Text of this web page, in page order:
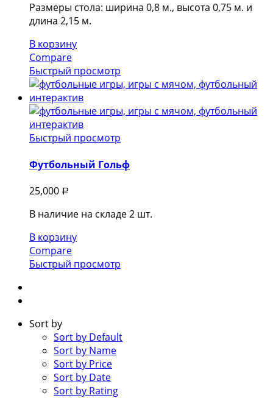
Размеры стола: ширина 0,8 м., высота 0,75 м. и
длина 2,15 м.
В корзину
Compare
Быстрый просмотр
Быстрый просмотр
Футбольный Гольф
25,000 Р
В наличие на складе 2 шт.
В корзину
Compare
Быстрый просмотр
Sort by
Sort by Default
Sort by Name
Sort by Price
Sort by Date
Sort by Rating